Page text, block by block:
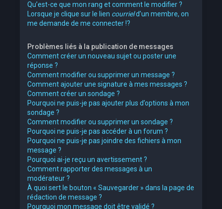
Qu’est-ce que mon rang et comment le modifier ?
Lorsque je clique sur le lien courrield’un membre, on
me demande de me connecter !?
Problèmes liés à la publication de messages
Comment créer un nouveau sujet ou poster une
réponse ?
Comment modifier ou supprimer un message ?
Comment ajouter une signature à mes messages ?
Comment créer un sondage ?
Pourquoi ne puis-je pas ajouter plus d’options à mon
sondage ?
Comment modifier ou supprimer un sondage ?
Pourquoi ne puis-je pas accéder à un forum ?
Pourquoi ne puis-je pas joindre des fichiers à mon
message ?
Pourquoi ai-je reçu un avertissement ?
Comment rapporter des messages à un
modérateur ?
À quoi sert le bouton « Sauvegarder » dans la page de
rédaction de message ?
Pourquoi mon message doit être validé ?